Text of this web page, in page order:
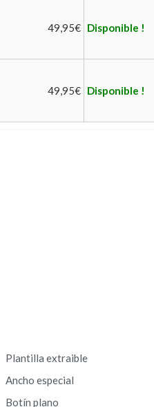
49,95€ Disponible !
49,95€ Disponible !
Plantilla extraible
Ancho especial
Botín plano